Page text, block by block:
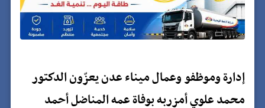
إدارة وموظفو وعمال ميناء عدن يعزّون الدكتور
محمد علوي أمزربه بوفاة عمه المناضل أحمد